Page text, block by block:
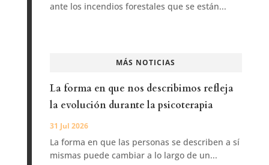
ante los incendios forestales que se están...
MÁS NOTICIAS
La forma en que nos describimos refleja
la evolución durante la psicoterapia
31 Jul 2026
La forma en que las personas se describen a sí
mismas puede cambiar a lo largo de un...